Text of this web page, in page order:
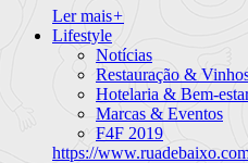
Ler mais+
Lifestyle
Notícias
Restauração &
Hotelaria & Bem-
Marcas & Eventos
F4F 2019
https://